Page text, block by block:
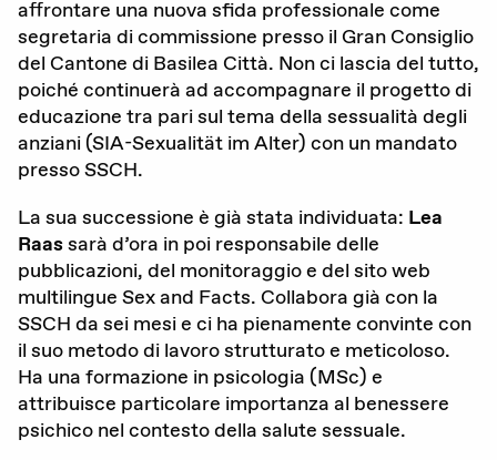
Formazione
Standards di qualità
Advocacy
Newsletter
Attualità
Agenda
Portale offerte d’impiego
Area stampa
Rete giovani
affrontare una nuova sfida professionale come
segretaria di commissione presso il Gran Consiglio
del Cantone di Basilea Città. Non ci lascia del tutto,
poiché continuerà ad accompagnare il progetto di
educazione tra pari sul tema della sessualità degli
anziani (SIA-Sexualität im Alter) con un mandato
presso SSCH.
La sua successione è già stata individuata: Lea
Raassarà d’ora in poi responsabile delle
pubblicazioni, del monitoraggio e del sito web
multilingue Sex and Facts. Collabora già con la
SSCH da sei mesi e ci ha pienamente convinte con
il suo metodo di lavoro strutturato e meticoloso.
Ha una formazione in psicologia (MSc) e
attribuisce particolare importanza al benessere
psichico nel contesto della salute sessuale.